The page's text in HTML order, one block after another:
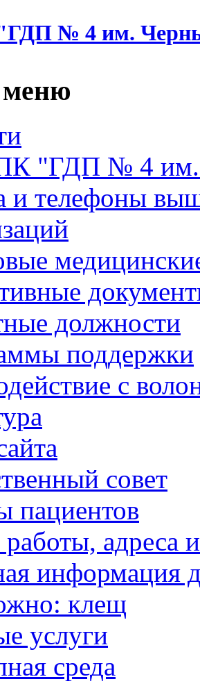
№ 4 им.
меню
"ГДП № 4
и телефоны
должности
поддержки
с
совет
пациентов
адреса
информация
клещ
услуги
среда